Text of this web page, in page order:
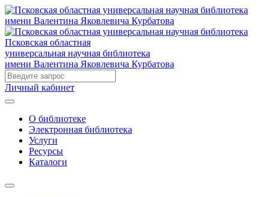
Псковская областная
универсальная научная библиотека
имени Валентина Яковлевича Курбатова
Личный кабинет
О библиотеке
Электронная библиотека
Услуги
Ресурсы
Каталоги